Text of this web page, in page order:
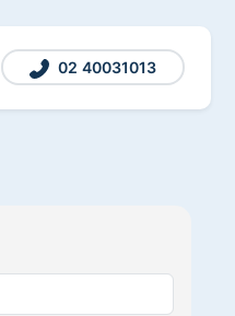
02 40031013